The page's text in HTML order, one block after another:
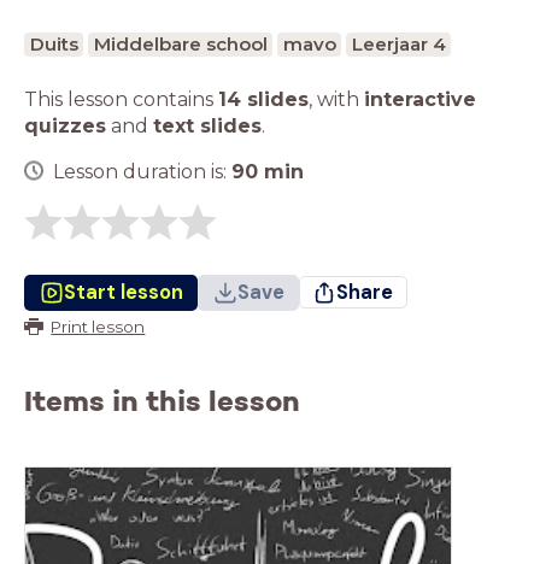
Duits Middelbare school mavo Leerjaar 4
This lesson contains 14 slides, with interactive
quizzes and text slides.
Lesson duration is: 90 min
Start lesson Save Share
Print lesson
Items in this lesson